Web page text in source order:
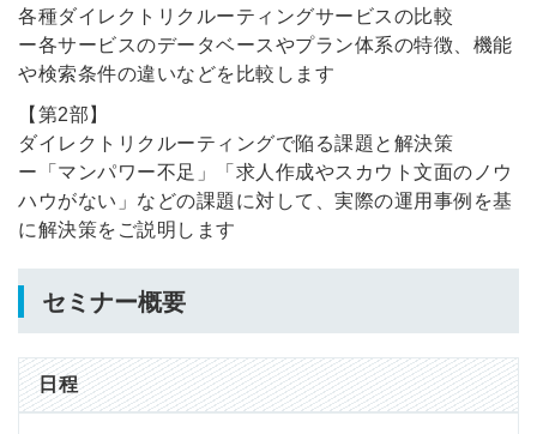
各種ダイレクトリクルーティングサービスの比較
ー各サービスのデータベースやプラン体系の特徴、機能
や検索条件の違いなどを比較します
【第2部】
ダイレクトリクルーティングで陥る課題と解決策
ー「マンパワー不足」「求人作成やスカウト文面のノウ
ハウがない」などの課題に対して、実際の運用事例を基
に解決策をご説明します
セミナー概要
日程